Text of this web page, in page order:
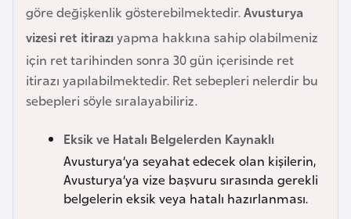
göre değişkenlik gösterebilmektedir.Avusturya
vizesi ret itirazı yapma hakkına sahip olabilmeniz
için ret tarihinden sonra 30 gün içerisinde ret
itirazı yapılabilmektedir. Ret sebepleri nelerdir bu
sebepleri söyle sıralayabiliriz.
Eksik ve Hatalı Belgelerden Kaynaklı
Avusturya’ya seyahat edecek olan kişilerin,
Avusturya’ya vize başvuru sırasında gerekli
belgelerin eksik veya hatalı hazırlanması.
e
ş
B
e